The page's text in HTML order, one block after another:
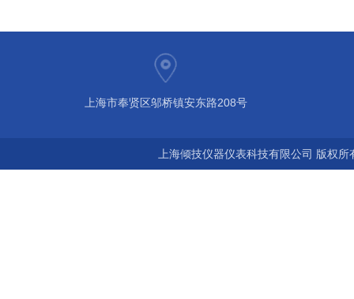
上海市奉贤区邬桥镇安东路208号
上海倾技仪器仪表科技有限公司 版权